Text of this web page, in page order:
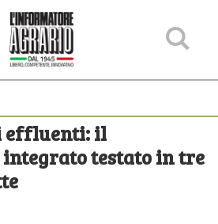
effluenti: il
testato in tre